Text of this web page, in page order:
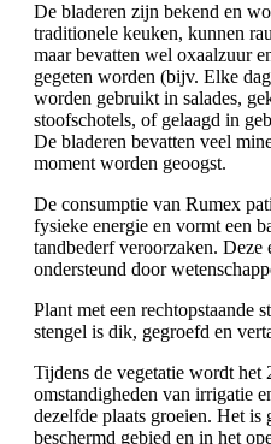
De bladeren zijn bekend en
traditionele keuken, kunnen
maar bevatten wel oxaalzuur
gegeten worden (bijv. Elke
worden gebruikt in salades,
stoofschotels, of gelaagd in
De bladeren bevatten veel
moment worden geoogst.
De consumptie van Rumex
fysieke energie en vormt een
tandbederf veroorzaken. Deze
ondersteund door
Plant met een rechtopstaande
stengel is dik, gegroefd en
Tijdens de vegetatie wordt het
omstandigheden van irrigatie
dezelfde plaats groeien. Het
beschermd gebied en in het